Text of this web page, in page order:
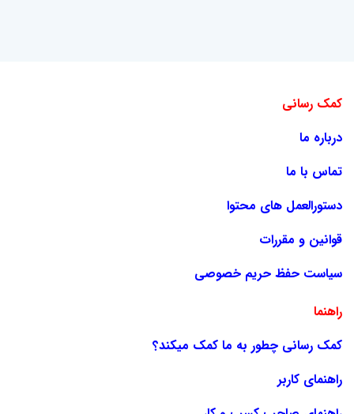
کمک رسانی
درباره ما
تماس با ما
دستورالعمل های محتوا
قوانین و مقررات
سیاست حفظ حریم خصوصی
راهنما
کمک رسانی چطور به ما کمک میکند؟
راهنمای کاربر